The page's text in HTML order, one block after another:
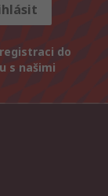
do
s našimi